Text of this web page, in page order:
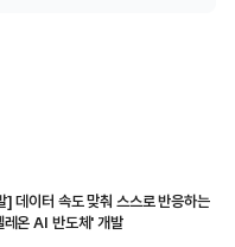
] 데이터 속도 맞춰 스스로 반응하는
레온 AI 반도체' 개발